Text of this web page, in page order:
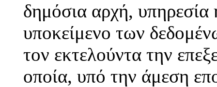
δημόσια αρχή, υπηρεσία
υποκείμενο των
τον εκτελούντα την
οποία, υπό την άμεση